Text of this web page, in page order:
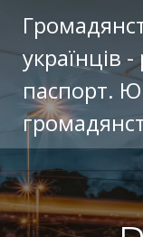
українців
паспорт.